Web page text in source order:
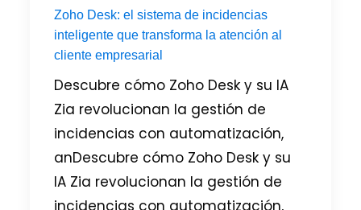
Zoho Desk: el sistema de incidencias
inteligente que transforma la atención al
cliente empresarial
Descubre cómo Zoho Desk y su IA
Zia revolucionan la gestión de
incidencias con automatización,
anDescubre cómo Zoho Desk y su
IA Zia revolucionan la gestión de